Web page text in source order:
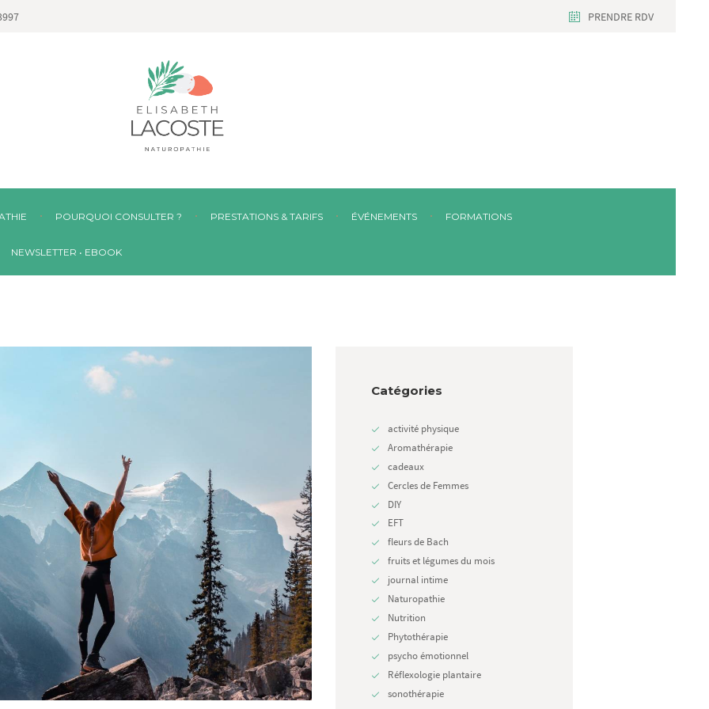
PRENDRE RDV
POURQUOI CONSULTER ? PRESTATIONS & TARIFS ÉVÉNEMENTS FORMATIONS
NEWSLETTER • EBOOK
Catégories
activité physique
Aromathérapie
cadeaux
Cercles de Femmes
DIY
EFT
fleurs de Bach
fruits et légumes du mois
journal intime
Naturopathie
Nutrition
Phytothérapie
psycho émotionnel
Réflexologie plantaire
sonothérapie